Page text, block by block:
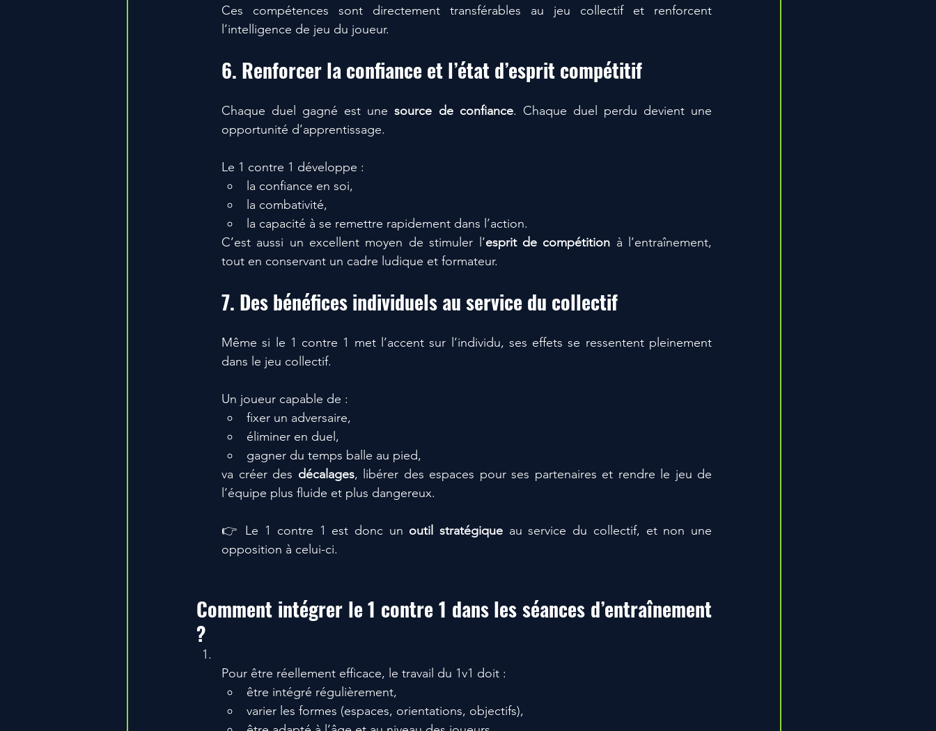
Ces compétences sont directement transférables au jeu collectif et renforcent
l’intelligence de jeu du joueur.
6. Renforcer la confiance et l’état d’esprit compétitif
Chaque duel gagné est une source de confiance. Chaque duel perdu devient une
opportunité d’apprentissage.
Le 1 contre 1 développe :
la confiance en soi,
la combativité,
la capacité à se remettre rapidement dans l’action.
C’est aussi un excellent moyen de stimuler l’esprit de compétition à l’entraînement,
tout en conservant un cadre ludique et formateur.
7. Des bénéfices individuels au service du collectif
Même si le 1 contre 1 met l’accent sur l’individu, ses effets se ressentent pleinement
dans le jeu collectif.
Un joueur capable de :
fixer un adversaire,
éliminer en duel,
gagner du temps balle au pied,
va créer des décalages, libérer des espaces pour ses partenaires et rendre le jeu de
l’équipe plus fluide et plus dangereux.
👉 Le 1 contre 1 est donc un outil stratégique au service du collectif, et non une
opposition à celui-ci.
Comment intégrer le 1 contre 1 dans les séances d’entraînement
?
Pour être réellement efficace, le travail du 1v1 doit :
être intégré régulièrement,
varier les formes (espaces, orientations, objectifs),